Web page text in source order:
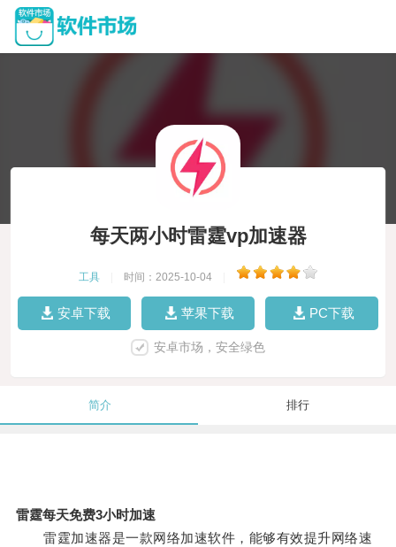
每天两小时雷霆vp加速器
工具 时间：2025-10-04
安卓下载 苹果下载 PC下载
安卓市场，安全绿色
简介 排行
雷霆每天免费3小时加速
雷霆加速器是一款网络加速软件，能够有效提升网络速